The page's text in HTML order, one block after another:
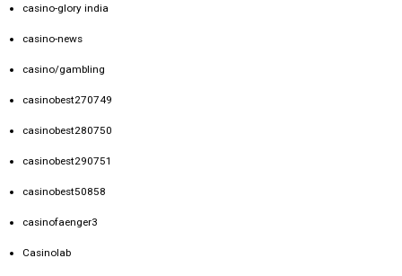
casino-glory india
casino-news
casino/gambling
casinobest270749
casinobest280750
casinobest290751
casinobest50858
casinofaenger3
Casinolab